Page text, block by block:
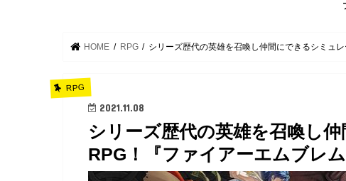
HOME RPG シリーズ歴代の英雄を召喚し仲間にできるシミュ
RPG
2021.11.08
シリーズ歴代の英雄を召喚し
RPG！『ファイアーエムブレ